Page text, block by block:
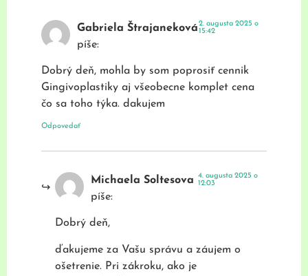
Gabriela Štrajaneková
píše:
2. augusta 2025 o
15:42
Dobrý deň, mohla by som poprosiť cennik
Gingivoplastiky aj všeobecne komplet cena
čo sa toho týka. dakujem
Odpovedať
Michaela Soltesova
píše:
4. augusta 2025 o
12:03
Dobrý deň,
ďakujeme za Vašu správu a záujem o
ošetrenie. Pri zákroku, ako je